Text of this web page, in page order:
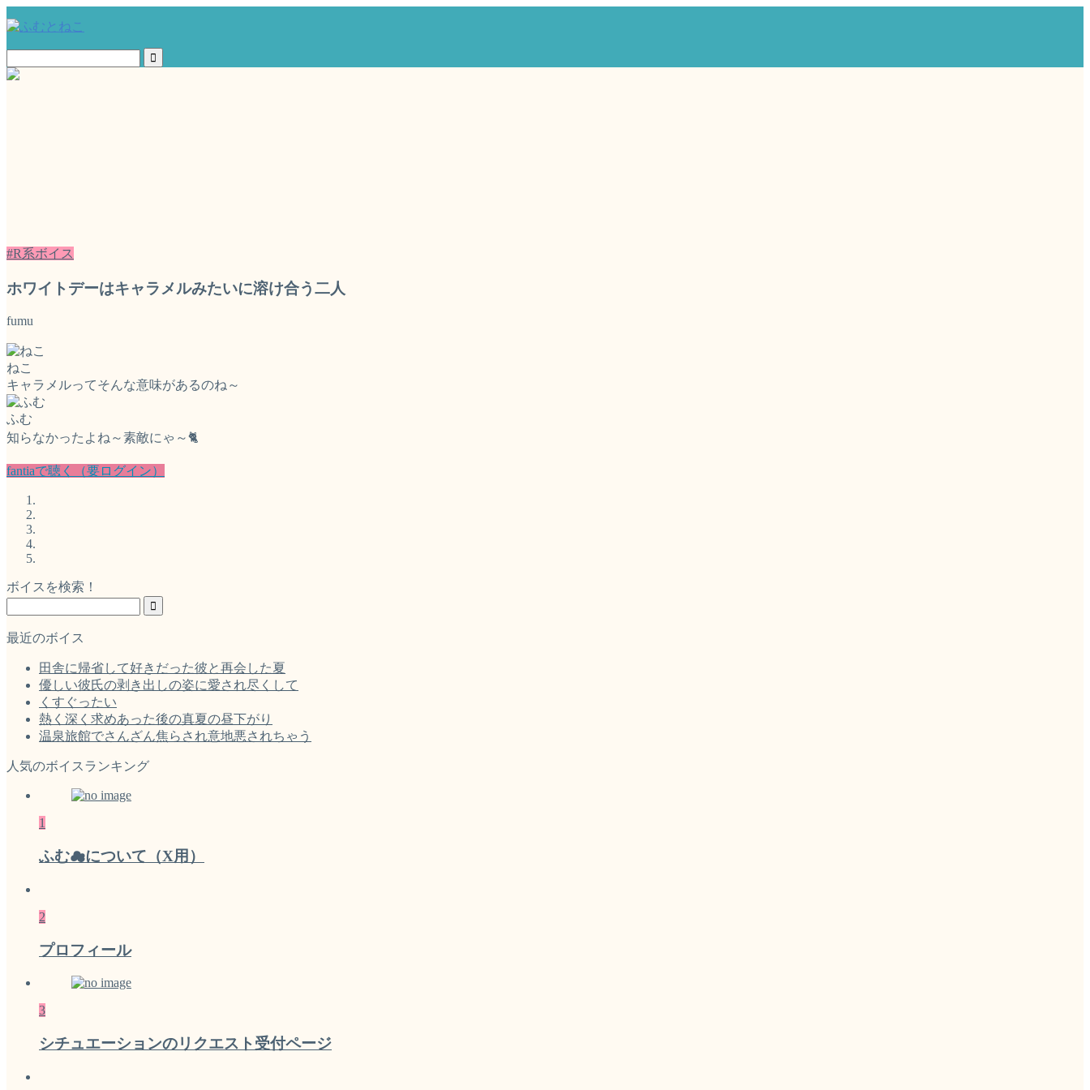
#R系ボイス
ホワイトデーはキャラメルみたいに溶け合う二人
fumu
ねこ
キャラメルってそんな意味があるのね～
ふむ
知らなかったよね～素敵にゃ～🐈
fantiaで聴く（要ログイン）
ボイスを検索！
最近のボイス
田舎に帰省して好きだった彼と再会した夏
優しい彼氏の剥き出しの姿に愛され尽くして
くすぐったい
熱く深く求めあった後の真夏の昼下がり
温泉旅館でさんざん焦らされ意地悪されちゃう
人気のボイスランキング
1
ふむ☁について（X用）
2
プロフィール
3
シチュエーションのリクエスト受付ページ